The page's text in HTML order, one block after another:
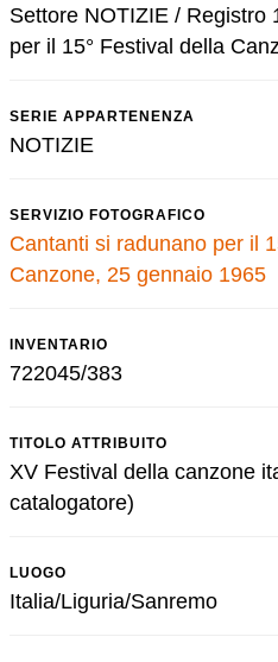
Settore NOTIZIE / Registro
per il 15° Festival della
SERIE APPARTENENZA
NOTIZIE
SERVIZIO FOTOGRAFICO
Cantanti si radunano per il
Canzone, 25 gennaio 1965
INVENTARIO
722045/383
TITOLO ATTRIBUITO
XV Festival della canzone
catalogatore)
LUOGO
Italia/Liguria/Sanremo